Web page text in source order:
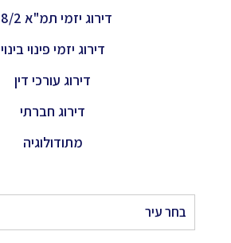
דירוג יזמי תמ"א 38/2
דירוג יזמי פינוי בינוי
דירוג עורכי דין
דירוג חברתי
מתודולוגיה